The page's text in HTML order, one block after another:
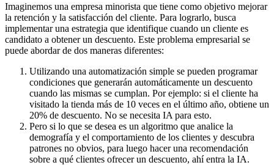
Imaginemos una empresa minorista que tiene como objetivo mejorar
la retención y la satisfacción del cliente. Para lograrlo, busca
implementar una estrategia que identifique cuando un cliente es
candidato a obtener un descuento. Este problema empresarial se
puede abordar de dos maneras diferentes:
Utilizando una automatización simple se pueden programar
condiciones que generarán automáticamente un descuento
cuando las mismas se cumplan. Por ejemplo: si el cliente ha
visitado la tienda más de 10 veces en el último año, obtiene un
20% de descuento. No se necesita IA para esto.
Pero si lo que se desea es un algoritmo que analice la
demografía y el comportamiento de los clientes y descubra
patrones no obvios, para luego hacer una recomendación
sobre a qué clientes ofrecer un descuento, ahí entra la IA.